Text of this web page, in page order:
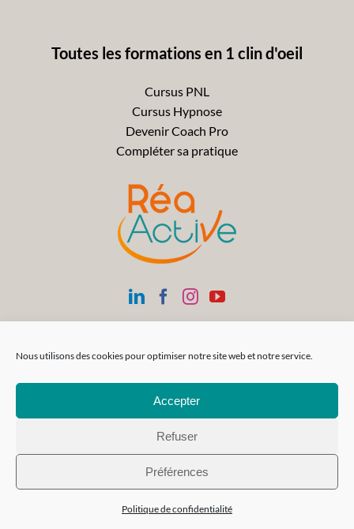
Nous utilisons des cookies pour optimiser notre site web et notre service.
Accepter
Refuser
Préférences
Politique de confidentialité
Toutes les formations en 1 clin d'oeil
Cursus PNL
Cursus Hypnose
Devenir Coach Pro
Compléter sa pratique
Siège SocialSAS Réa-FormAction